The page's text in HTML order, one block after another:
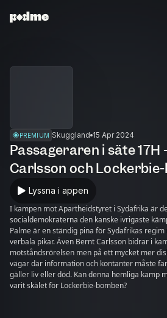
PREMIUM Skuggland 15 Apr 2024
Passageraren i säte 17H
Carlsson och
Lyssna i appen
I kampen mot Apartheidstyret i Sydafrika är
socialdemokraterna den kanske ivrigaste
Palme är en ständig pina för Sydafrikas
verbala pikar. Även Bernt Carlsson bidrar i
motståndsrörelsen men på ett mycket mer
vägar där information och kontanter måste
gäller liv eller död. Kan denna hemliga kamp mot Apartheid-regimen ha
varit skälet för Lockerbie-bomben?